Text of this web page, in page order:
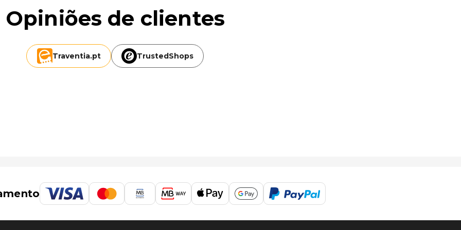
Opiniões de clientes
Traventia.pt TrustedShops